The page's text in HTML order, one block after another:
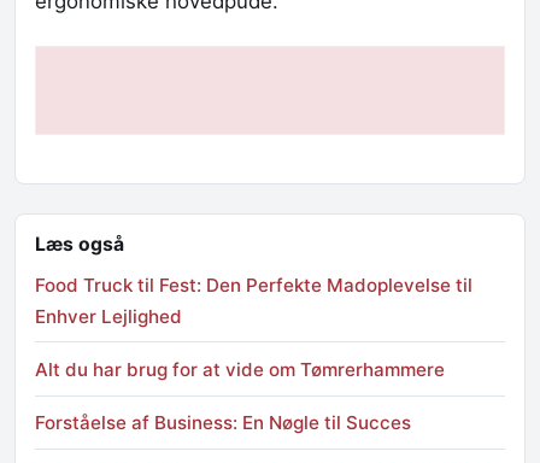
Læs også
Food Truck til Fest: Den Perfekte Madoplevelse til
Enhver Lejlighed
Alt du har brug for at vide om Tømrerhammere
Forståelse af Business: En Nøgle til Succes